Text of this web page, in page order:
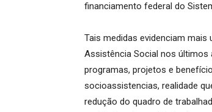
financiamento federal do
Tais medidas evidenciam
Assistência Social nos últimos
programas, projetos e
socioassistencias, realidade
redução do quadro de